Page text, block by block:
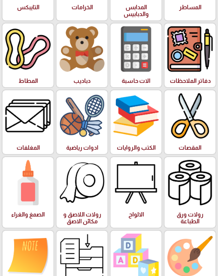
المساطر
المدابس
والدبابيس
الخرامات التايبكس
دفاتر الملاحظات الات حاسبة دباديب المطاط
المقصات الكتب والروايات ادوات رياضية المغلفات
رولات ورق
الطباعة
الالواح
رولات اللاصق و
مكائن الاصق
الصمغ والغراء